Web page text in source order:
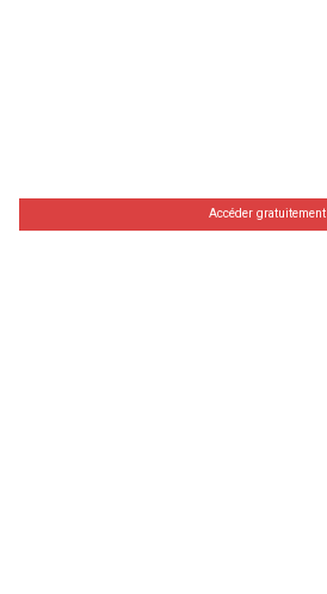
Accéder gratuitement